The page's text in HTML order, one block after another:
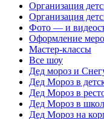
Организация
Организация
Фото — и
Оформление
Мастер-классы
Все шоу
Дед мороз и
Дед Мороз в
Дед Мороз в
Дед Мороз в
Дед Мороз на